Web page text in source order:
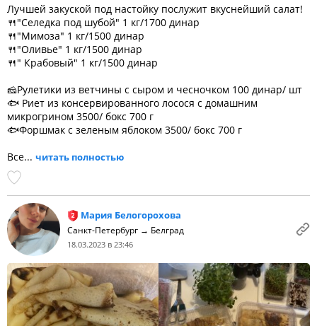
Лучшей закуской под настойку послужит вкуснейший салат!
🍴"Селедка под шубой" 1 кг/1700 динар
🍴"Мимоза" 1 кг/1500 динар
🍴"Оливье" 1 кг/1500 динар
🍴" Крабовый" 1 кг/1500 динар
🧀Рулетики из ветчины с сыром и чесночком 100 динар/ шт
🐟 Риет из консервированного лосося с домашним
микрогрином 3500/ бокс 700 г
🐟Форшмак с зеленым яблоком 3500/ бокс 700 г
Все... читать полностью
Мария Белогорохова
Санкт-Петербург → Белград
18.03.2023 в 23:46